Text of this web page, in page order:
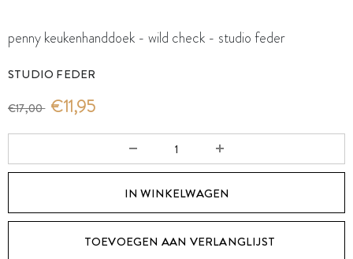
penny keukenhanddoek - wild check - studio feder
STUDIO FEDER
€17,00 €11,95
TOEVOEGEN AAN VERLANGLIJST